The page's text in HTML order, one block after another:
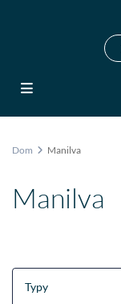
Dom Manilva
Manilva
Typy